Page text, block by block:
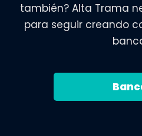
también? Alta Trama
para seguir creando